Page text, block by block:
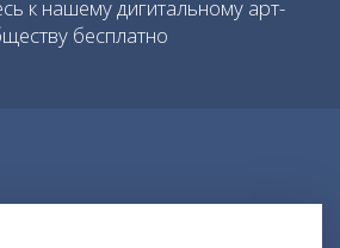
к нашему дигитальному арт-
бесплатно